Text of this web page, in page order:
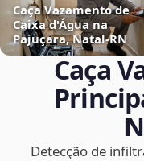
Caça Vazamento de
Caixa d'Água na
Pajuçara, Natal‑RN
Caça
Detecção de